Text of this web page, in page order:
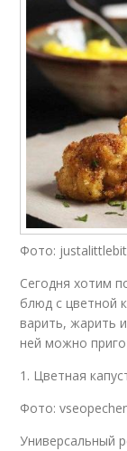
Фото:
Сегодня хотим
блюд с цветной
варить, жарить
ней можно
1. Цветная
Фото:
Универсальный